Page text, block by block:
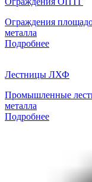
Ограждения
металла
Подробнее
Лестницы ЛХФ
Промышленные
металла
Подробнее